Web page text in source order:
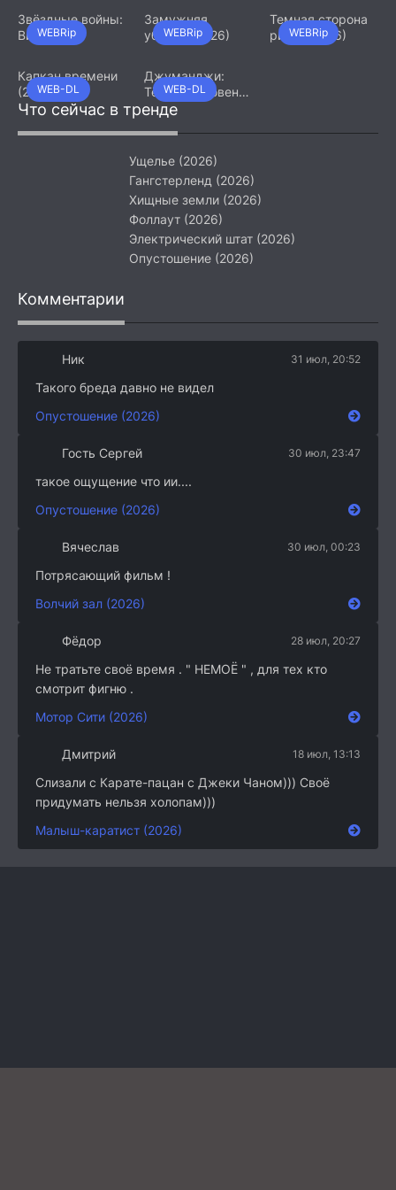
WEBRip
Звёздные войны:
Видения.
WEBRip
Замужняя
убийца (2026)
WEBRip
Темная сторона
ринга (2026)
WEB-DL
Капкан времени
(2026)
WEB-DL
Джуманджи:
Тёмный уровень
(2026)
Что сейчас в тренде
Ущелье (2026)
Гангстерленд (2026)
Хищные земли (2026)
Фоллаут (2026)
Электрический штат (2026)
Опустошение (2026)
Комментарии
Ник 31 июл, 20:52
Такого бреда давно не видел
Опустошение (2026)
Гость Сергей 30 июл, 23:47
такое ощущение что ии....
Опустошение (2026)
Вячеслав 30 июл, 00:23
Потрясающий фильм !
Волчий зал (2026)
Фёдор 28 июл, 20:27
Не тратьте своё время . " НЕМОЁ " , для тех кто
смотрит фигню .
Мотор Сити (2026)
Дмитрий 18 июл, 13:13
Слизали с Карате-пацан с Джеки Чаном))) Своё
придумать нельзя холопам)))
Малыш-каратист (2026)